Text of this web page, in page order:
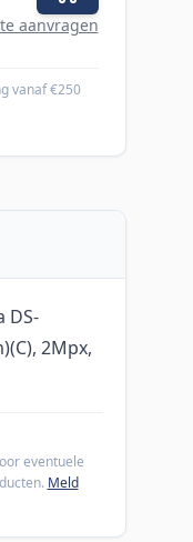
aanvragen
vanaf €250
DS-
2Mpx,
eventuele
Meld